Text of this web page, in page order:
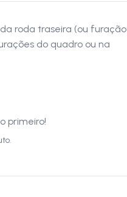
Correta
oficina especializada. ALOJA
instalações, subir
apartamentos. Verifique as
o mesmo passa por portas,
atendem a sua
frequentes
roda traseira (ou furação
do quadro ou na
primeiro!